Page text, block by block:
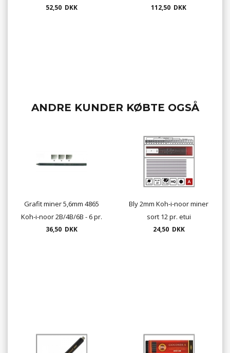
sæt 4869 5,6mm - 6 stk. pr.
52,50 DKK farve sort
112,50 DKK
ANDRE KUNDER KØBTE OGSÅ
Grafit miner 5,6mm 4865
Koh-i-noor 2B/4B/6B - 6 pr.
pk.
36,50 DKK
Bly 2mm Koh-i-noor miner
sort 12 pr. etui
24,50 DKK